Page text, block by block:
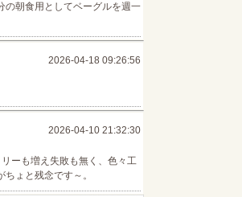
の朝食用としてベーグルを週一
2026-04-18 09:26:56
2026-04-10 21:32:30
ーも増え失敗も無く、色々工
ょと残念です～。